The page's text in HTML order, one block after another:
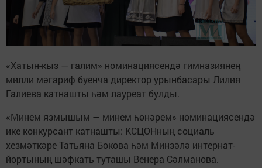
«Хатын-кыз — галим» номинациясендә гимназиянең
милли мәгариф буенча директор урынбасары Лилия
Галиева катнашты һәм лауреат булды.
«Минем язмышым — минем һөнәрем» номинациясендә
ике конкурсант катнашты: КСЦОНның социаль
хезмәткәре Татьяна Бокова һәм Минзәлә интернат-
йортының шәфкать туташы Венера Сәлманова.